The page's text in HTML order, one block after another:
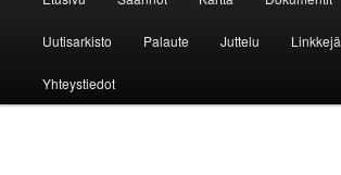
Uutisarkisto Palaute Juttelu Linkkejä
Yhteystiedot